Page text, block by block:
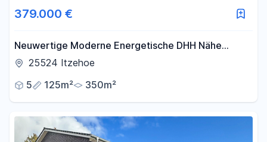
379.000 €
Neuwertige Moderne Energetische DHH Nähe
Klinikum
25524 Itzehoe
5
125m² 350m²